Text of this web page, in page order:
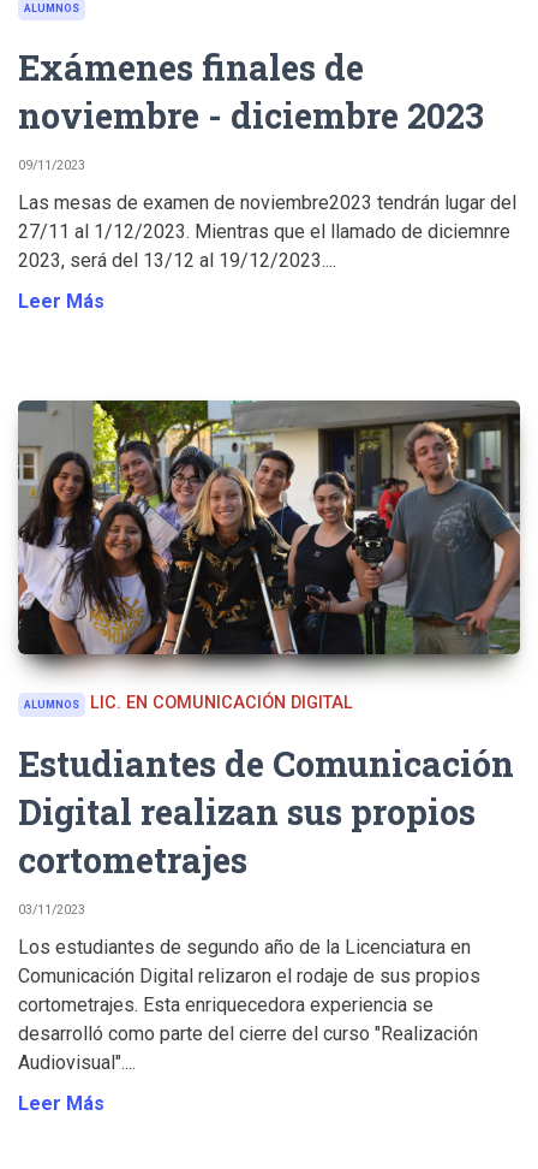
ALUMNOS
Exámenes finales de
noviembre - diciembre 2023
09/11/2023
Las mesas de examen de noviembre2023 tendrán lugar del
27/11 al 1/12/2023. Mientras que el llamado de diciemnre
2023, será del 13/12 al 19/12/2023....
Leer Más
ALUMNOS LIC. EN COMUNICACIÓN DIGITAL
Estudiantes de Comunicación
Digital realizan sus propios
cortometrajes
03/11/2023
Los estudiantes de segundo año de la Licenciatura en
Comunicación Digital relizaron el rodaje de sus propios
cortometrajes. Esta enriquecedora experiencia se
desarrolló como parte del cierre del curso "Realización
Audiovisual"....
Leer Más